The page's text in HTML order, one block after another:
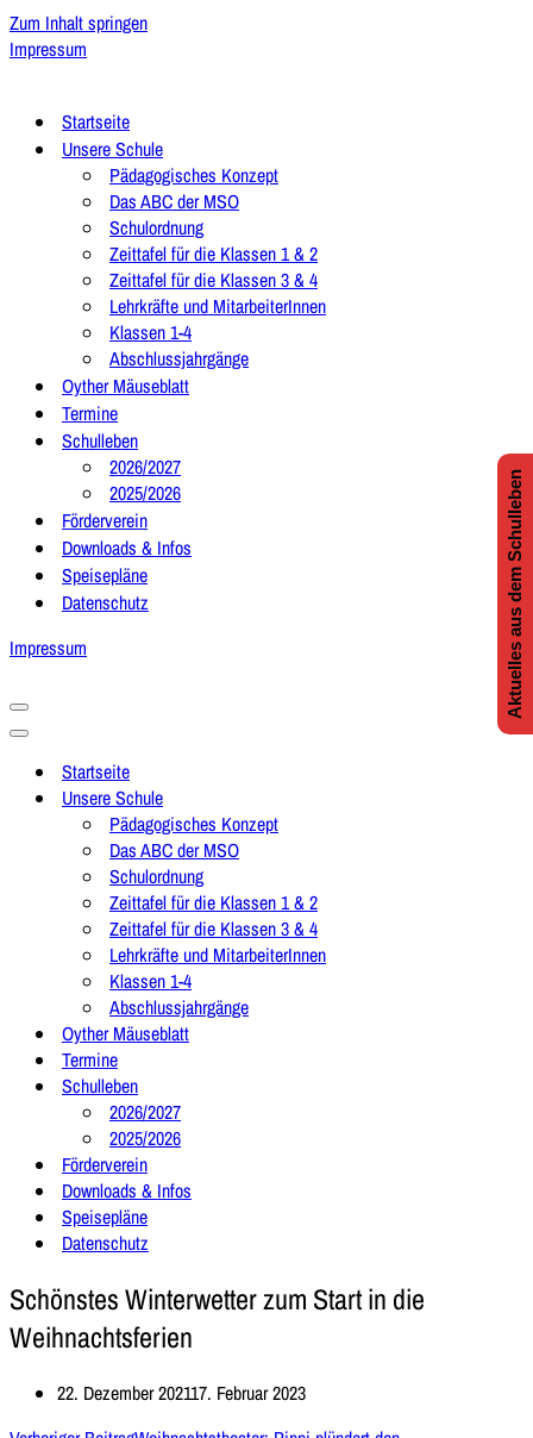
Zum Inhalt springen
Impressum
Startseite
Unsere Schule
Pädagogisches Konzept
Das ABC der MSO
Schulordnung
Zeittafel für die Klassen 1 & 2
Zeittafel für die Klassen 3 & 4
Lehrkräfte und MitarbeiterInnen
Klassen 1-4
Abschlussjahrgänge
Oyther Mäuseblatt
Termine
Schulleben
2026/2027
2025/2026
Förderverein
Downloads & Infos
Speisepläne
Datenschutz
Impressum
Navigationsmenü
Navigationsmenü
Startseite
Unsere Schule
Pädagogisches Konzept
Das ABC der MSO
Schulordnung
Zeittafel für die Klassen 1 & 2
Zeittafel für die Klassen 3 & 4
Lehrkräfte und MitarbeiterInnen
Klassen 1-4
Abschlussjahrgänge
Oyther Mäuseblatt
Termine
Schulleben
2026/2027
2025/2026
Förderverein
Downloads & Infos
Speisepläne
Datenschutz
Schönstes Winterwetter zum Start in die
Weihnachtsferien
22. Dezember 202117. Februar 2023
Aktuelles aus dem Schulleben